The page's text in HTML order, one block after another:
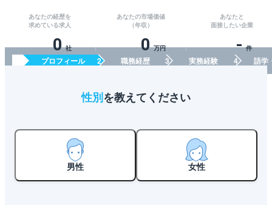
あなたの経歴を
求めている求人
0 社
あなたの市場価値
（年収）
0 万円
あなたと
面接したい企業
- 件
プロフィール 職務経歴 実務経験 語学
性別を教えてください
男性 女性